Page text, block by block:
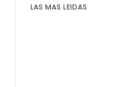
LAS MAS LEIDAS